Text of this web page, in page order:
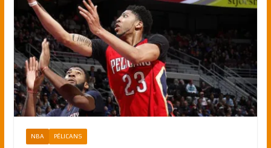
NBA PÉLICANS